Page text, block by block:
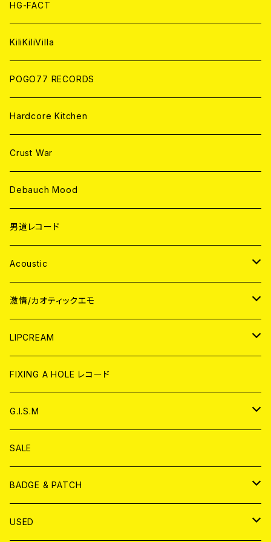
CD
ANALOG
HG-FACT
KiliKiliVilla
POGO77 RECORDS
Hardcore Kitchen
Crust War
Debauch Mood
男道レコード
Acoustic
JAPAN
CD
ANALOG
WORLD
CD
ANALOG
激情/カオティックエモ
JAPAN
CD
ANALOG
WORLD
CD
ANALOG
LIPCREAM
CD
アナログ
DVD
T-shirt & WEAR
FIXING A HOLE レコード
G.I.S.M
CD
ANALOG
T-SHIRT & WEAR
SALE
BADGE & PATCH
BADGE
USED